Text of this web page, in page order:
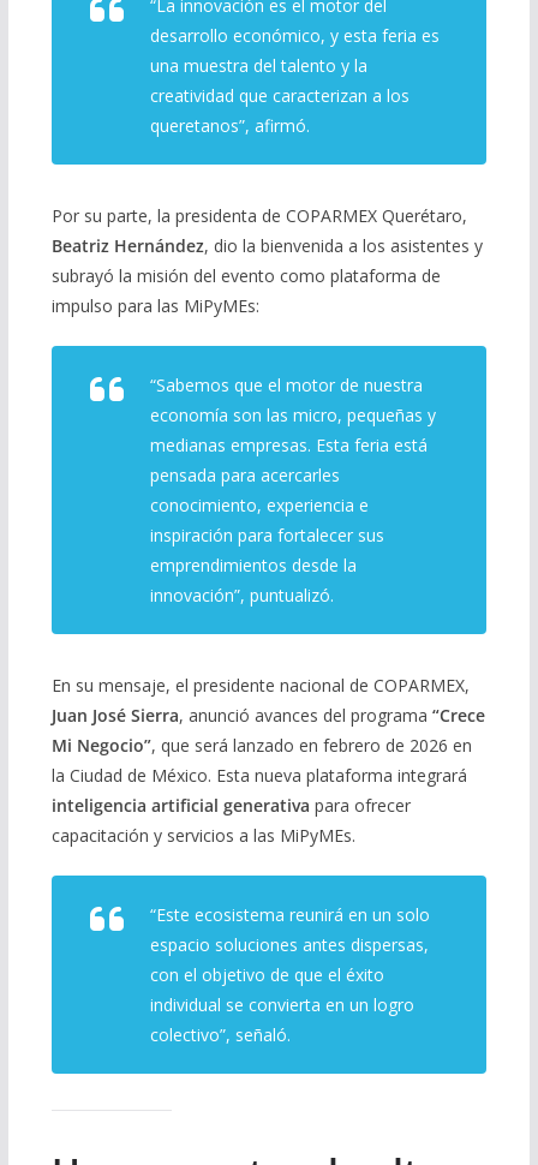
“La innovación es el motor del
desarrollo económico, y esta feria es
una muestra del talento y la
creatividad que caracterizan a los
queretanos”, afirmó.
Por su parte, la presidenta de COPARMEX Querétaro,
Beatriz Hernández, dio la bienvenida a los asistentes y
subrayó la misión del evento como plataforma de
impulso para las MiPyMEs:
“Sabemos que el motor de nuestra
economía son las micro, pequeñas y
medianas empresas. Esta feria está
pensada para acercarles
conocimiento, experiencia e
inspiración para fortalecer sus
emprendimientos desde la
innovación”, puntualizó.
En su mensaje, el presidente nacional de COPARMEX,
Juan José Sierra, anunció avances del programa “Crece
Mi Negocio”, que será lanzado en febrero de 2026 en
la Ciudad de México. Esta nueva plataforma integrará
inteligencia artificial generativa para ofrecer
capacitación y servicios a las MiPyMEs.
“Este ecosistema reunirá en un solo
espacio soluciones antes dispersas,
con el objetivo de que el éxito
individual se convierta en un logro
colectivo”, señaló.